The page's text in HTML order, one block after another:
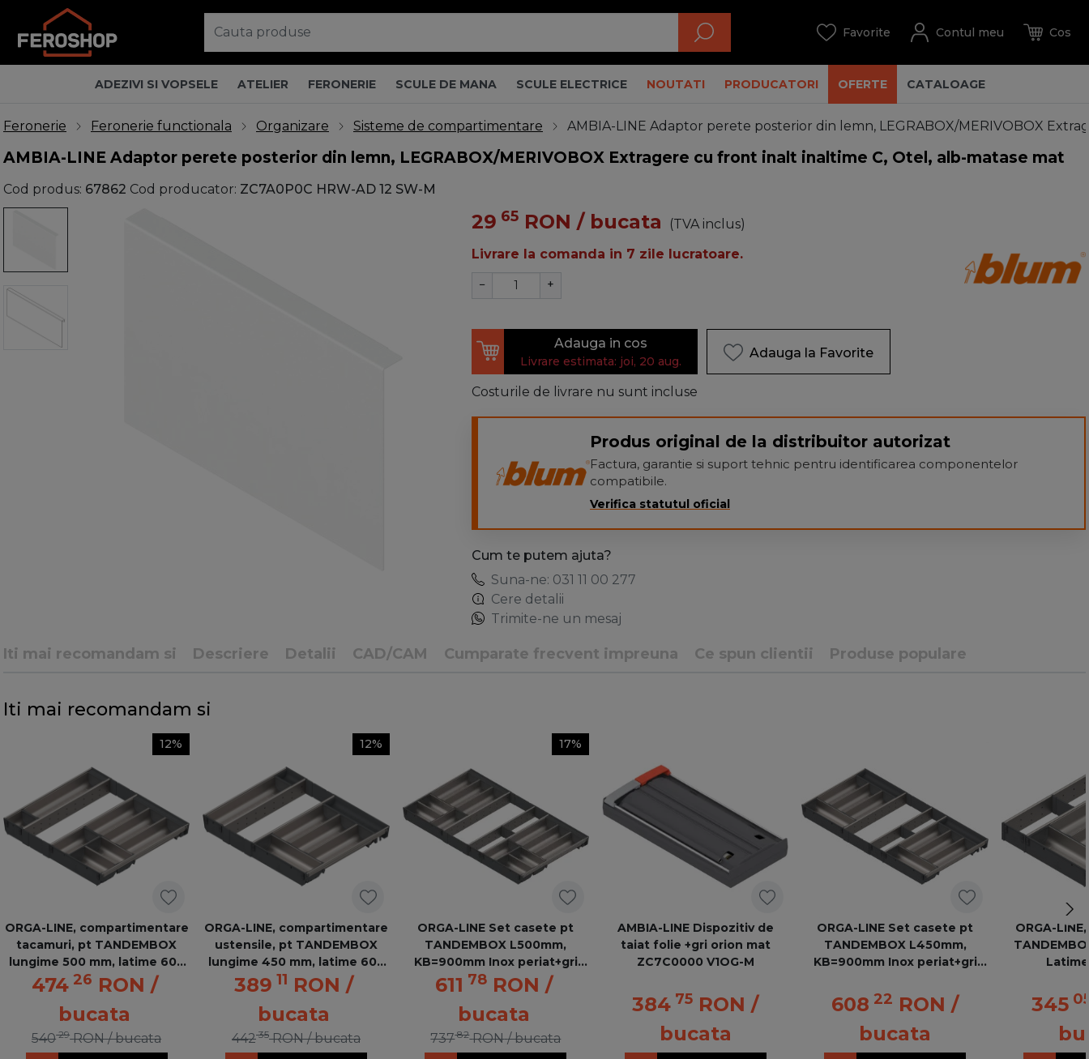
ADEZIVI SI VOPSELE ATELIER FERONERIE SCULE DE MANA SCULE ELECTRICE NOUTATI PRODUCATORI OFERTE CATALOAGE
Feronerie Feronerie functionala Organizare Sisteme de compartimentare AMBIA-LINE Adaptor perete posterior din lemn, LEGRABOX/MERIVOBOX
AMBIA-LINE Adaptor perete posterior din lemn, LEGRABOX/MERIVOBOX Extragere cu front inalt inaltime C, Otel, alb-matase mat
Cod produs: 67862 Cod producator: ZC7A0P0C HRW-AD 12 SW-M
29 65 RON / bucata
(TVA inclus)
Livrare la comanda in 7 zile lucratoare.
− +
Adauga in cos
Livrare estimata: joi, 20 aug.
Adauga la Favorite
Costurile de livrare nu sunt incluse
Produs original de la distribuitor autorizat
Factura, garantie si suport tehnic pentru identificarea componentelor
compatibile.
Verifica statutul oficial
Cum te putem ajuta?
Suna-ne: 031 11 00 277
Cere detalii
Trimite-ne un mesaj
Iti mai recomandam si Descriere Detalii CAD/CAM Cumparate frecvent impreuna Ce spun clientii Produse populare
Iti mai recomandam si
12%
ORGA-LINE, compartimentare
tacamuri, pt TANDEMBOX
lungime 500 mm, latime 600
mm - ocupare completa,otel
inox/gri
474 26 RON /
bucata
54029 RON / bucata
12%
ORGA-LINE, compartimentare
ustensile, pt TANDEMBOX
lungime 450 mm, latime 600
mm - ocupare completa,otel
inox/gri
389 11 RON /
bucata
44235 RON / bucata
17%
ORGA-LINE Set casete pt
TANDEMBOX L500mm,
KB=900mm Inox periat+gri
inchis ZSI.90VEI6 ORGA-LINE
611 78 RON /
bucata
73782 RON / bucata
AMBIA-LINE Dispozitiv de
taiat folie +gri orion mat
ZC7C0000 V1OG-M
384 75 RON /
bucata
ORGA-LINE Set casete pt
TANDEMBOX L450mm,
KB=900mm Inox periat+gri
608 22 RON /
bucata
ORGA-
345